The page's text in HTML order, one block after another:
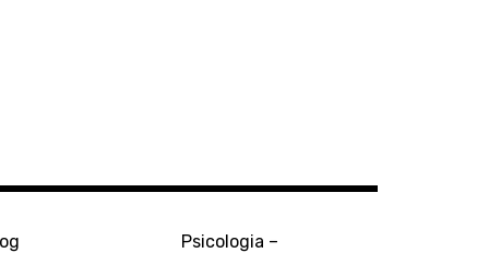
Psicologia –